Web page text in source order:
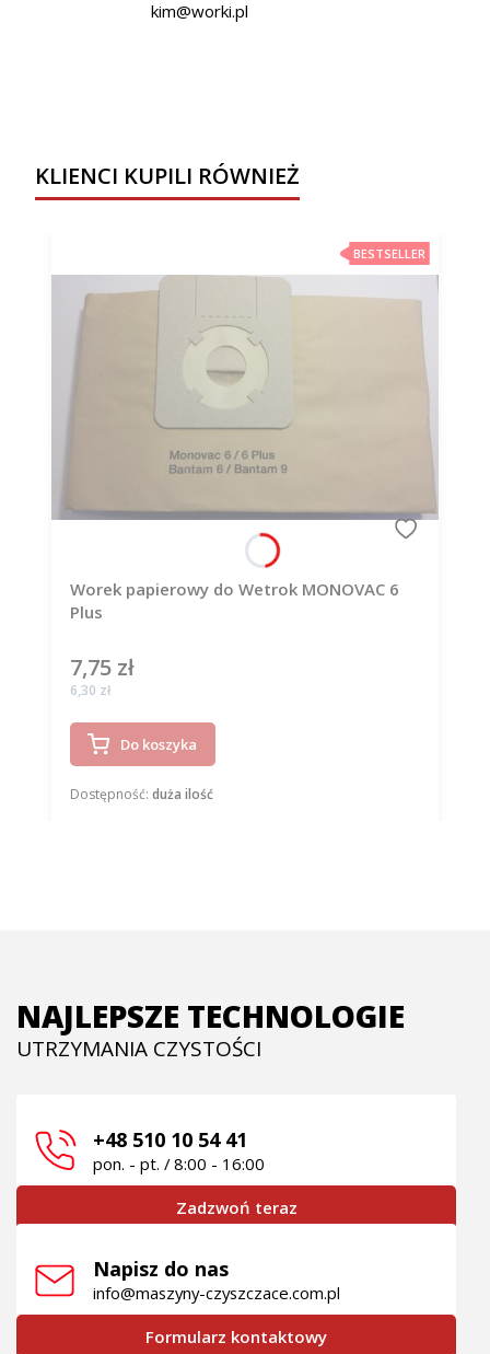
kim@worki.pl
KLIENCI KUPILI RÓWNIEŻ
BESTSELLER
Worek papierowy do Wetrok MONOVAC 6
Plus
Cena
7,75 zł
Cena
6,30 zł
Do koszyka
Dostępność: duża ilość
NAJLEPSZE TECHNOLOGIE
UTRZYMANIA CZYSTOŚCI
+48 510 10 54 41
pon. - pt. / 8:00 - 16:00
Zadzwoń teraz
Napisz do nas
info@maszyny-czyszczace.com.pl
Formularz kontaktowy